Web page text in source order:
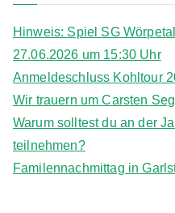
r
Hinweis: Spiel SG
27.06.2026 um 15:30 Uhr
Anmeldeschluss Kohltour
Wir trauern um Carsten
Warum solltest du an der
teilnehmen?
Familennachmittag in